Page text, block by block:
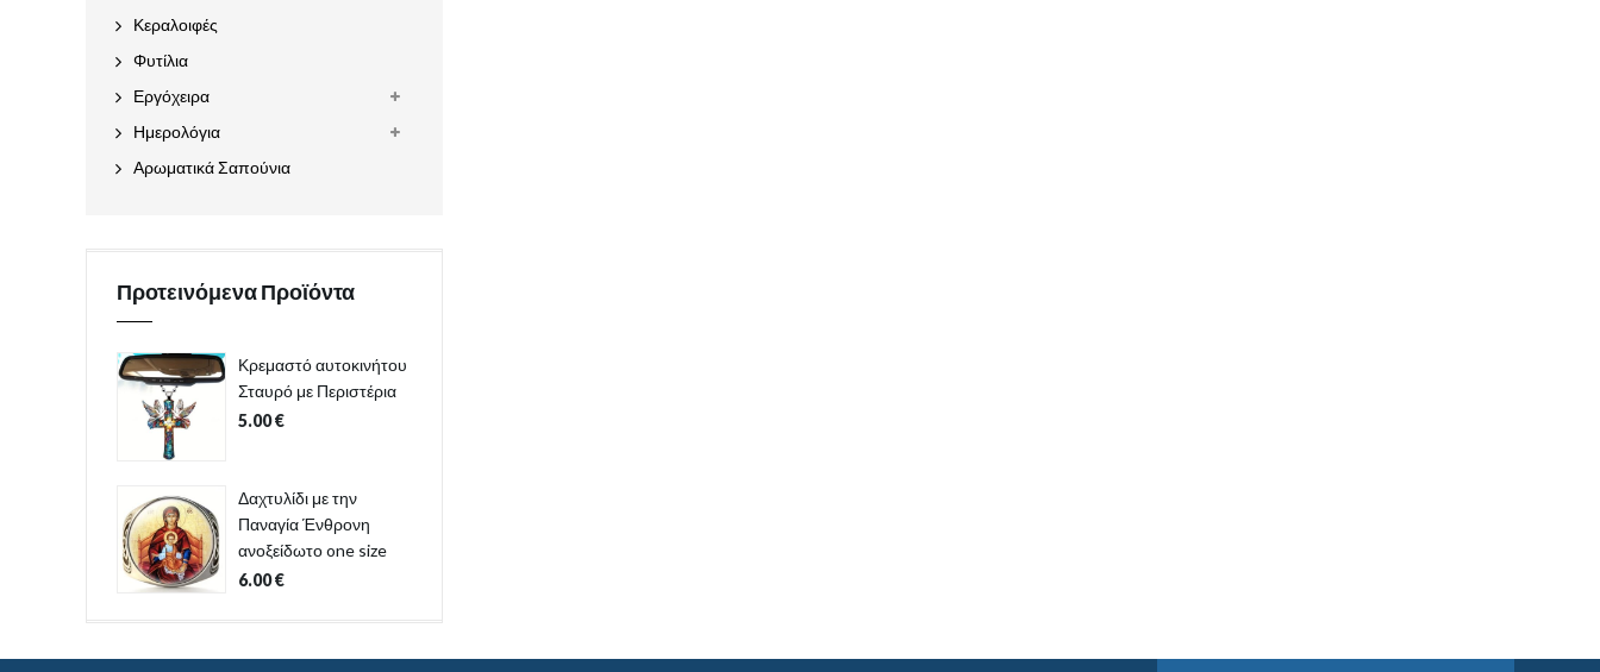
Κεραλοιφές
Φυτίλια
Εργόχειρα
Ημερολόγια
Αρωματικά Σαπούνια
Προτεινόμενα Προϊόντα
Κρεμαστό αυτοκινήτου
Σταυρό με Περιστέρια
5.00€
Δαχτυλίδι με την
Παναγία Ένθρονη
ανοξείδωτο one size
6.00€